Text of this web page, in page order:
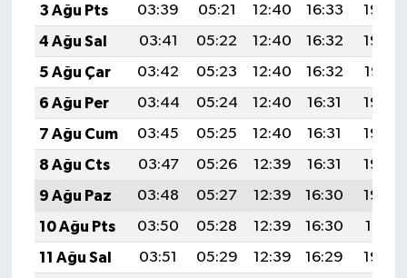
3 Ağu Pts
03:39 05:21 12:40 16:33
19:49
4 Ağu Sal
03:41 05:22 12:40 16:32
19:48
5 Ağu Çar
03:42 05:23 12:40 16:32
19:47
6 Ağu Per
03:44 05:24 12:40 16:31
19:46
7 Ağu Cum
03:45 05:25 12:40 16:31
19:44
8 Ağu Cts
03:47 05:26 12:39 16:31
19:43
9 Ağu Paz
03:48 05:27 12:39 16:30
19:42
10 Ağu Pts
03:50 05:28 12:39 16:30
19:41
11 Ağu Sal
03:51 05:29 12:39 16:29
19:39